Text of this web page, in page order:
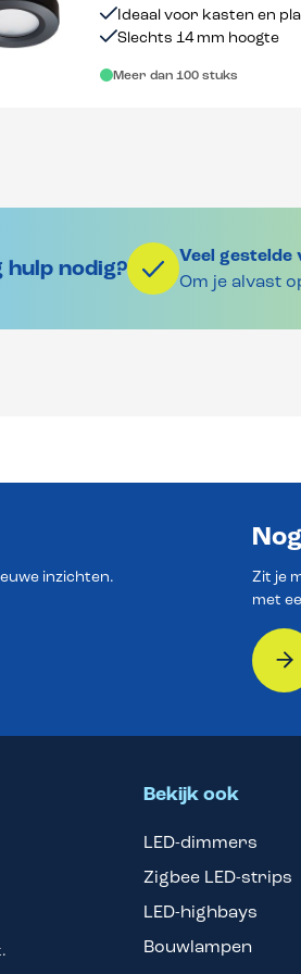
Ideaal voor kasten en
Slechts 14 mm hoogte
Meer dan 100 stuks
hulp nodig? Veel gestelde
Om je alvast
inzichten.
Zit je
met
Bekijk ook
LED-dimmers
Zigbee LED-strips
LED-highbays
Bouwlampen